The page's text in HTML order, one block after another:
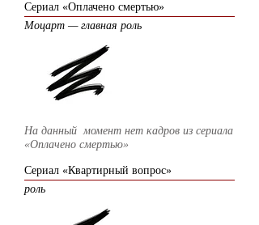
Сериал «Оплачено смертью»
Моцарт — главная роль
На данный момент нет кадров из сериала
«Оплачено смертью»
Сериал «Квартирный вопрос»
роль